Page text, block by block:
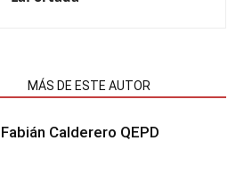
MÁS DE ESTE AUTOR
Calderero QEPD